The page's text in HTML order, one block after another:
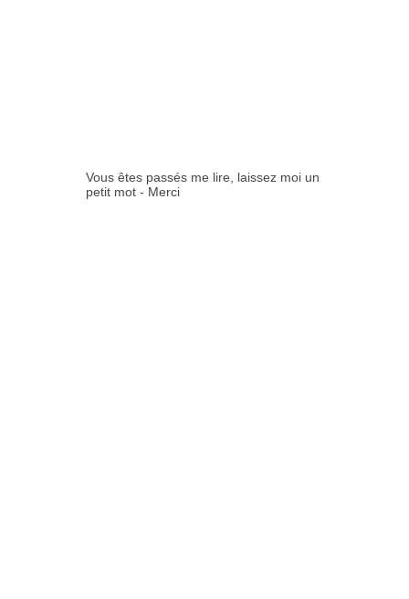
Vous êtes passés me lire, laissez moi un
petit mot - Merci